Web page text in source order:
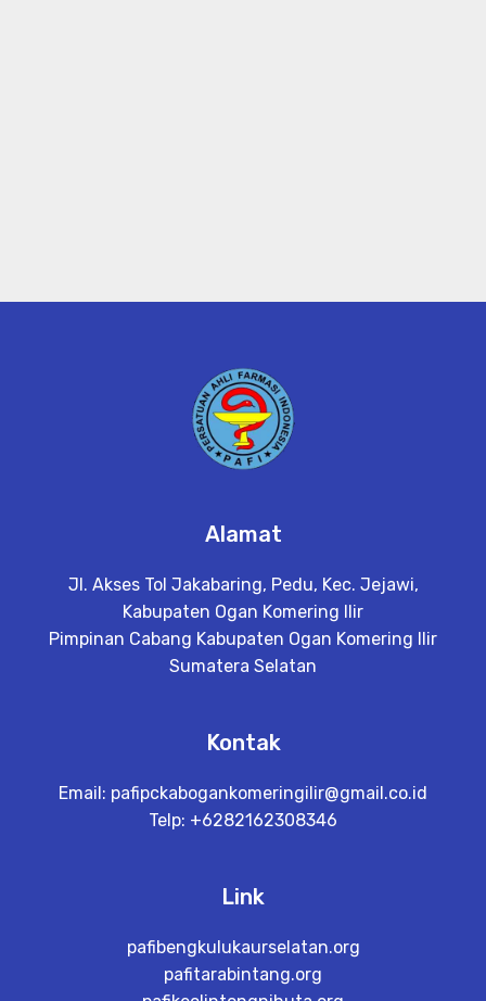
Alamat
Jl. Akses Tol Jakabaring, Pedu, Kec. Jejawi,
Kabupaten Ogan Komering Ilir
Pimpinan Cabang Kabupaten Ogan Komering Ilir
Sumatera Selatan
Kontak
Email: pafipckabogankomeringilir@gmail.co.id
Telp: +6282162308346
Link
pafibengkulukaurselatan.org
pafitarabintang.org